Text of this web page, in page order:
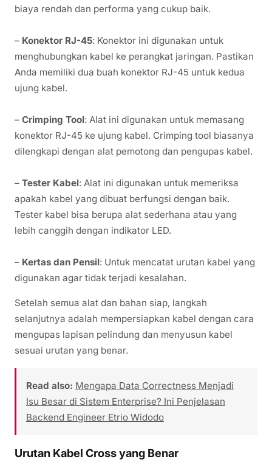
biaya rendah dan performa yang cukup baik.
– Konektor RJ-45: Konektor ini digunakan untuk
menghubungkan kabel ke perangkat jaringan. Pastikan
Anda memiliki dua buah konektor RJ-45 untuk kedua
ujung kabel.
– Crimping Tool: Alat ini digunakan untuk memasang
konektor RJ-45 ke ujung kabel. Crimping tool biasanya
dilengkapi dengan alat pemotong dan pengupas kabel.
– Tester Kabel: Alat ini digunakan untuk memeriksa
apakah kabel yang dibuat berfungsi dengan baik.
Tester kabel bisa berupa alat sederhana atau yang
lebih canggih dengan indikator LED.
– Kertas dan Pensil: Untuk mencatat urutan kabel yang
digunakan agar tidak terjadi kesalahan.
Setelah semua alat dan bahan siap, langkah
selanjutnya adalah mempersiapkan kabel dengan cara
mengupas lapisan pelindung dan menyusun kabel
sesuai urutan yang benar.
Read also: Mengapa Data Correctness Menjadi
Isu Besar di Sistem Enterprise? Ini Penjelasan
Backend Engineer Etrio Widodo
Urutan Kabel Cross yang Benar